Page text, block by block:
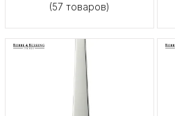
(57 товаров)